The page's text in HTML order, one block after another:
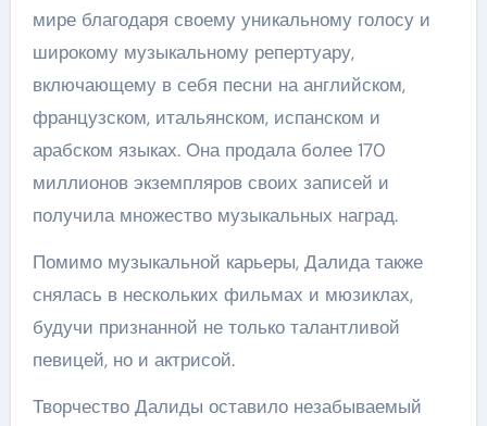
мире благодаря своему уникальному голосу и
широкому музыкальному репертуару,
включающему в себя песни на английском,
французском, итальянском, испанском и
арабском языках. Она продала более 170
миллионов экземпляров своих записей и
получила множество музыкальных наград.
Помимо музыкальной карьеры, Далида также
снялась в нескольких фильмах и мюзиклах,
будучи признанной не только талантливой
певицей, но и актрисой.
Творчество Далиды оставило незабываемый